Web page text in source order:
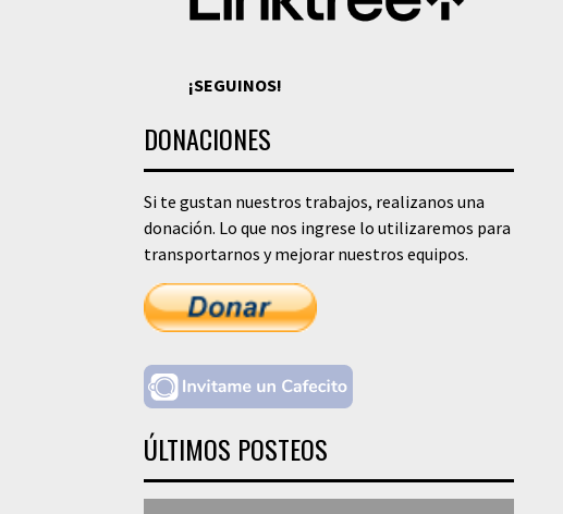
¡SEGUINOS!
DONACIONES
Si te gustan nuestros trabajos, realizanos una
donación. Lo que nos ingrese lo utilizaremos para
transportarnos y mejorar nuestros equipos.
ÚLTIMOS POSTEOS